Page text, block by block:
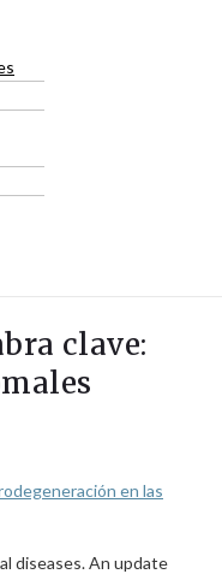
clave:
en las
diseases. An update